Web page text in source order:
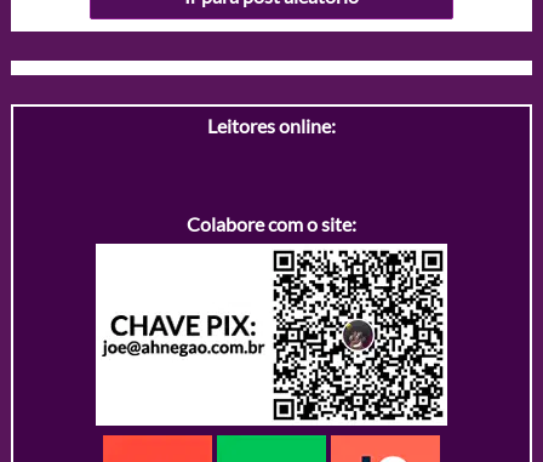
Leitores online:
Colabore com o site: